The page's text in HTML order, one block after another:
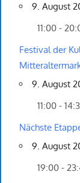
9. August
11:00 -
Festival der
9. August
11:00 -
Nächste
9. August
19:00 -